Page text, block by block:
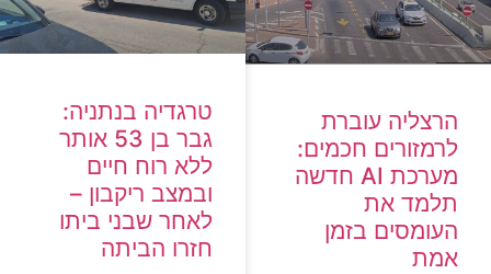
הרצליה עוברת
לרמזורים חכמים:
מערכת AI חדשה
תלמד את
העומסים בזמן
אמת
טרגדיה בנתניה:
גבר בן 53 אותר
ללא רוח חיים
ובמצב ריקבון –
לאחר שבני ביתו
חזרו הביתה